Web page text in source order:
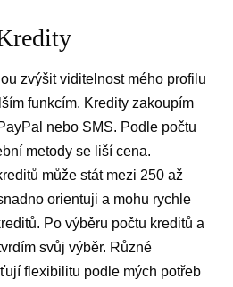
zvýšit viditelnost mého profilu
funkcím. Kredity zakoupím
nebo SMS. Podle počtu
metody se liší cena.
může stát mezi 250 až
orientuji a mohu rychle
Po výběru počtu kreditů a
svůj výběr. Různé
flexibilitu podle mých potřeb